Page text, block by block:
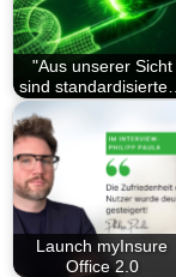
"Aus unserer Sicht
sind standardisierte…
Launch myInsure
Office 2.0